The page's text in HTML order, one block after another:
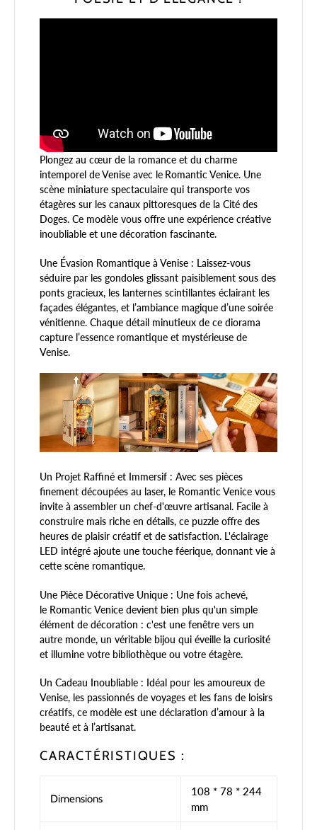
Plongez au cœur de la romance et du charme
intemporel de Venise avec le Romantic Venice. Une
scène miniature spectaculaire qui transporte vos
étagères sur les canaux pittoresques de la Cité des
Doges. Ce modèle vous offre une expérience créative
inoubliable et une décoration fascinante.
Une Évasion Romantique à Venise : Laissez-vous
séduire par les gondoles glissant paisiblement sous des
ponts gracieux, les lanternes scintillantes éclairant les
façades élégantes, et l’ambiance magique d’une soirée
vénitienne. Chaque détail minutieux de ce diorama
capture l’essence romantique et mystérieuse de
Venise.
Un Projet Raffiné et Immersif : Avec ses pièces
finement découpées au laser, le Romantic Venice vous
invite à assembler un chef-d'œuvre artisanal. Facile à
construire mais riche en détails, ce puzzle offre des
heures de plaisir créatif et de satisfaction. L'éclairage
LED intégré ajoute une touche féerique, donnant vie à
cette scène romantique.
Une Pièce Décorative Unique : Une fois achevé,
le Romantic Venice devient bien plus qu'un simple
élément de décoration : c'est une fenêtre vers un
autre monde, un véritable bijou qui éveille la curiosité
et illumine votre bibliothèque ou votre étagère.
Un Cadeau Inoubliable : Idéal pour les amoureux de
Venise, les passionnés de voyages et les fans de loisirs
créatifs, ce modèle est une déclaration d’amour à la
beauté et à l’artisanat.
CARACTÉRISTIQUES :
Dimensions
108 * 78 * 244
mm